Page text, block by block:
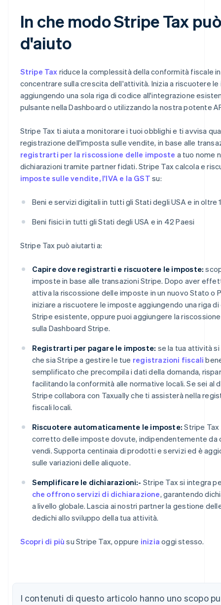
In che modo Stripe Tax
d'aiuto
Stripe Tax riduce la complessità della conformità fiscale
concentrare sulla crescita dell'attività. Inizia a riscuotere
aggiungendo una sola riga di codice all'integrazione
pulsante nella Dashboard o utilizzando la nostra potente
Stripe Tax ti aiuta a monitorare i tuoi obblighi e ti avvisa
registrazione dell'imposta sulle vendite, in base alle
registrarti per la riscossione delle imposte a tuo nome
dichiarazioni tramite partner fidati. Stripe Tax calcola e
imposte sulle vendite, l'IVA e la GST su:
Beni e servizi digitali in tutti gli Stati degli USA e in oltre
Beni fisici in tutti gli Stati degli USA e in 42 Paesi
Stripe Tax può aiutarti a:
Capire dove registrarti e riscuotere le imposte:
imposte in base alle transazioni Stripe. Dopo aver
attiva la riscossione delle imposte in un nuovo Stato o
iniziare a riscuotere le imposte aggiungendo una riga
Stripe esistente, oppure puoi aggiungere la
sulla Dashboard Stripe.
Registrarti per pagare le imposte: se la tua attività
che sia Stripe a gestire le tue registrazioni fiscali
semplificato che precompila i dati della domanda,
facilitando la conformità alle normative locali. Se sei al
Stripe collabora con Taxually che ti assisterà nella
fiscali locali.
Riscuotere automaticamente le imposte: Stripe
corretto delle imposte dovute, indipendentemente da
vendi. Supporta centinaia di prodotti e servizi ed è
sulle variazioni delle aliquote.
Semplificare le dichiarazioni:- Stripe Tax si integra
che offrono servizi di dichiarazione, garantendo
a livello globale. Lascia ai nostri partner la gestione
dedichi allo sviluppo della tua attività.
Scopri di più su Stripe Tax, oppure inizia oggi stesso.
I contenuti di questo articolo hanno uno scopo
Austria